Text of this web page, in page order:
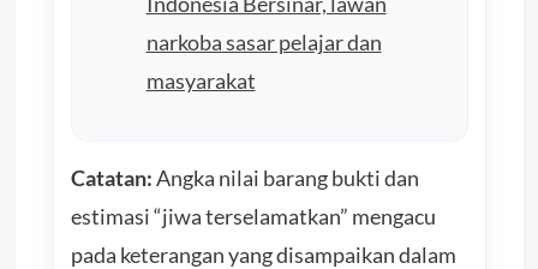
narkoba sasar pelajar dan
masyarakat
Catatan:Angka nilai barang bukti dan
estimasi “jiwa terselamatkan” mengacu
pada keterangan yang disampaikan dalam